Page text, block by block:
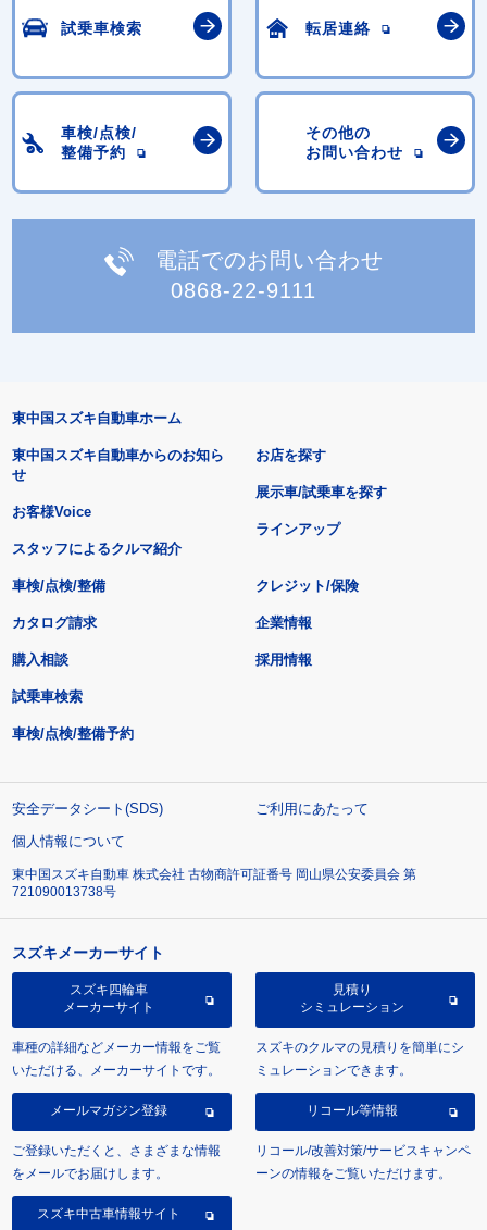
試乗車検索 転居連絡
車検/点検/
整備予約
その他の
お問い合わせ
電話でのお問い合わせ
0868-22-9111
東中国スズキ自動車ホーム
東中国スズキ自動車からのお知ら
せ
お客様Voice
スタッフによるクルマ紹介
お店を探す
展示車/試乗車を探す
ラインアップ
車検/点検/整備 クレジット/保険
カタログ請求
購入相談
試乗車検索
車検/点検/整備予約
企業情報
採用情報
安全データシート(SDS)
ご利用にあたって
個人情報について
東中国スズキ自動車 株式会社 古物商許可証番号 岡山県公安委員会 第
721090013738号
スズキメーカーサイト
スズキ四輪車
メーカーサイト
車種の詳細などメーカー情報をご覧
いただける、メーカーサイトです。
見積り
シミュレーション
スズキのクルマの見積りを簡単にシ
ミュレーションできます。
メールマガジン登録
ご登録いただくと、さまざまな情報
をメールでお届けします。
リコール等情報
リコール/改善対策/サービスキャンペ
ーンの情報をご覧いただけます。
スズキ中古車情報サイト